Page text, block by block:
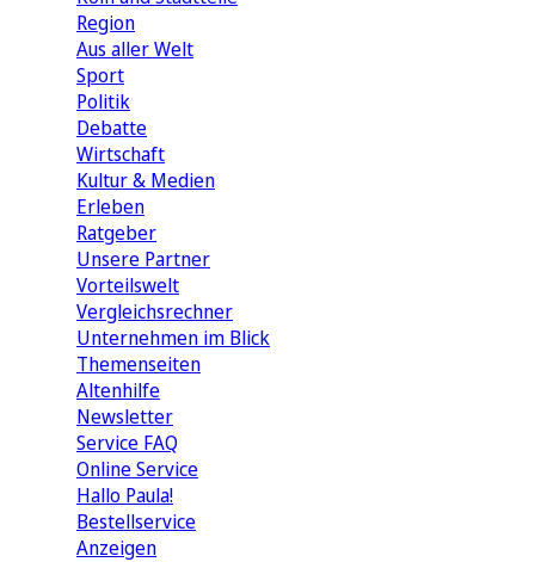
Region
Aus aller Welt
Sport
Politik
Debatte
Wirtschaft
Kultur & Medien
Erleben
Ratgeber
Unsere Partner
Vorteilswelt
Vergleichsrechner
Unternehmen im Blick
Themenseiten
Altenhilfe
Newsletter
Service FAQ
Online Service
Hallo Paula!
Bestellservice
Anzeigen